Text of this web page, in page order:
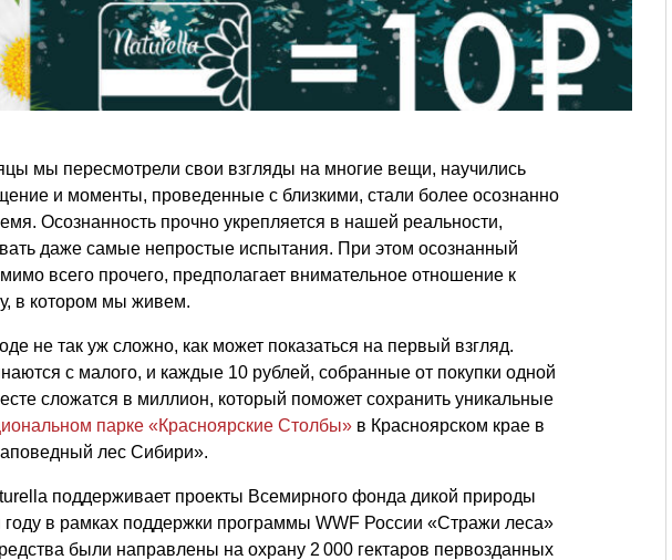
мы пересмотрели свои взгляды на многие вещи, научились
и моменты, проведенные с близкими, стали более осознанно
Осознанность прочно укрепляется в нашей реальности,
даже самые непростые испытания. При этом осознанный
всего прочего, предполагает внимательное отношение к
в котором мы живем.
не так уж сложно, как может показаться на первый взгляд.
с малого, и каждые 10 рублей, собранные от покупки одной
сложатся в миллион, который поможет сохранить уникальные
парке «Красноярские Столбы» в Красноярском крае в
лес Сибири».
поддерживает проекты Всемирного фонда дикой природы
в рамках поддержки программы WWF России «Стражи леса»
были направлены на охрану 2 000 гектаров первозданных